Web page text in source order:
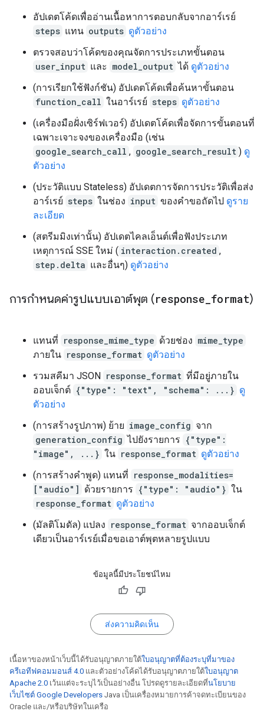
อัปเดตโค้ดเพื่ออ่านเนื้อหาการตอบกลับจากอาร์เรย์
steps แทน outputs ดูตัวอย่าง
ตรวจสอบว่าโค้ดของคุณจัดการประเภทขั้นตอน
user_input และ model_output ได้ ดูตัวอย่าง
(การเรียกใช้ฟังก์ชัน) อัปเดตโค้ดเพื่อค้นหาขั้นตอน
function_call ในอาร์เรย์ steps ดูตัวอย่าง
(เครื่องมือฝั่งเซิร์ฟเวอร์) อัปเดตโค้ดเพื่อจัดการขั้นตอนที่
เฉพาะเจาะจงของเครื่องมือ (เช่น
google_search_call , google_search_result ) ดู
ตัวอย่าง
(ประวัติแบบ Stateless) อัปเดตการจัดการประวัติเพื่อส่ง
อาร์เรย์ steps ในช่อง input ของคำขอถัดไป ดูราย
ละเอียด
(สตรีมมิงเท่านั้น) อัปเดตไคลเอ็นต์เพื่อฟังประเภท
เหตุการณ์ SSE ใหม่ ( interaction.created ,
step.delta และอื่นๆ) ดูตัวอย่าง
การกำหนดค่ารูปแบบเอาต์พุต (response format)
แทนที่ response_mime_type ด้วยช่อง mime_type
ภายใน response_format ดูตัวอย่าง
รวมสคีมา JSON response_format ที่มีอยู่ภายใน
ออบเจ็กต์ {"type": "text", "schema": ...} ดู
ตัวอย่าง
(การสร้างรูปภาพ) ย้าย image_config จาก
generation_config ไปยังรายการ {"type":
"image", ...} ใน response_format ดูตัวอย่าง
(การสร้างคำพูด) แทนที่ response_modalities=
["audio"] ด้วยรายการ {"type": "audio"} ใน
response_format ดูตัวอย่าง
(มัลติโมดัล) แปลง response_format จากออบเจ็กต์
เดียวเป็นอาร์เรย์เมื่อขอเอาต์พุตหลายรูปแบบ
ข้อมูลนี้มีประโยชน์ไหม
ส่งความคิดเห็น
เนื้อหาของหน้าเว็บนี้ได้รับอนุญาตภายใต้ใบอนุญาตที่ต้องระบุที่มาของ
ครีเอทีฟคอมมอนส์ 4.0 และตัวอย่างโค้ดได้รับอนุญาตภายใต้ใบอนุญาต
Apache 2.0 เว้นแต่จะระบุไว้เป็นอย่างอื่น โปรดดูรายละเอียดที่นโยบาย
เว็บไซต์ Google Developers Java เป็นเครื่องหมายการค้าจดทะเบียนของ
Oracle และ/หรือบริษัทในเครือ